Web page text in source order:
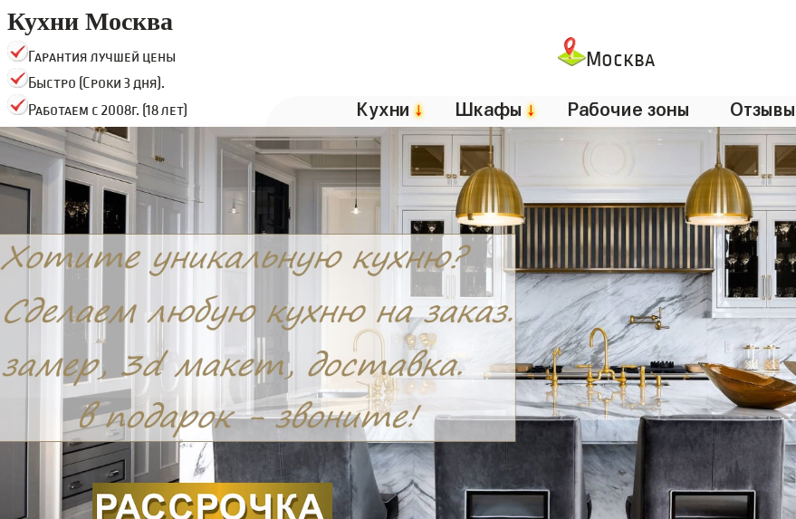
Кухни Москва
Гарантия лучшей цены
Быстро (Сроки 3 дня).
Работаем с 2008г. (18 лет)
Москва
Кухни↓ Шкафы↓ Рабочие зоны Отзывы